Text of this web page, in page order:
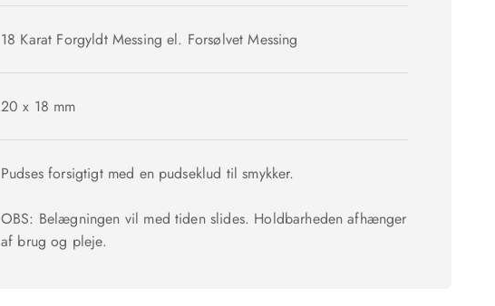
18 Karat Forgyldt Messing el. Forsølvet Messing
20 x 18 mm
Pudses forsigtigt med en pudseklud til smykker.
OBS: Belægningen vil med tiden slides. Holdbarheden afhænger
af brug og pleje.